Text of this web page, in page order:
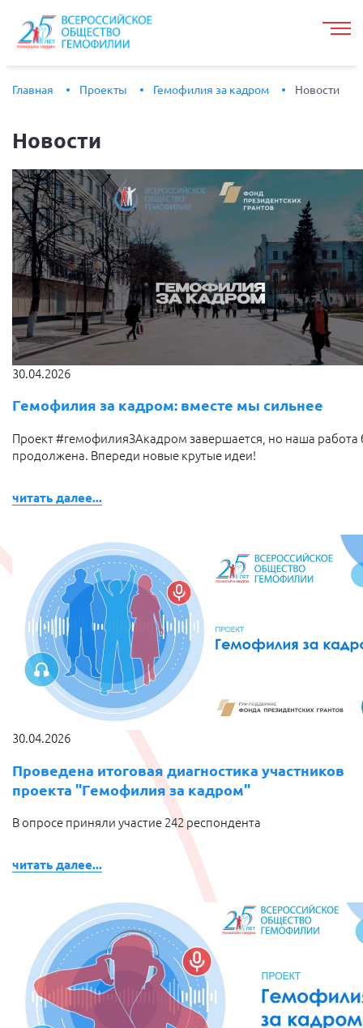
Главная Проекты Гемофилия за кадром Новости
Новости
30.04.2026
Гемофилия за кадром: вместе мы сильнее
Проект #гемофилияЗАкадром завершается, но наша работа
продолжена. Впереди новые крутые идеи!
читать далее...
30.04.2026
Проведена итоговая диагностика участников
проекта "Гемофилия за кадром"
В опросе приняли участие 242 респондента
читать далее...